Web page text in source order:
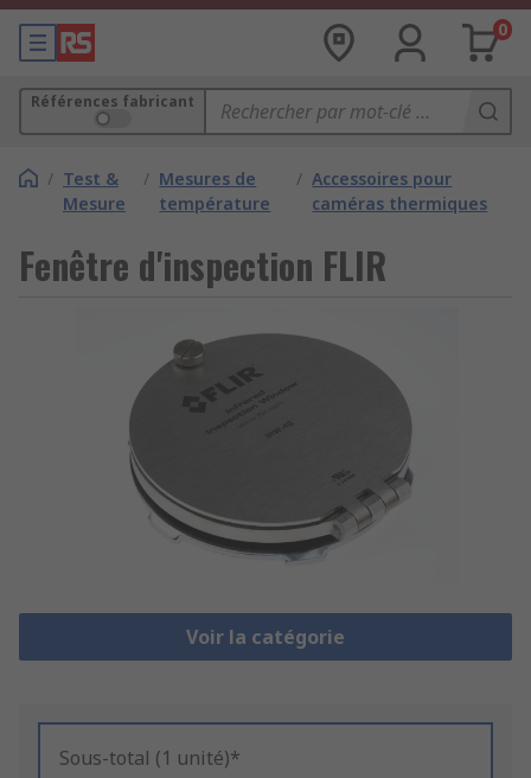
0
Références fabricant
/ Test &
Mesure
/ Mesures de
température
/ Accessoires pour
caméras thermiques
Fenêtre d'inspection FLIR
Voir la catégorie
Sous-total (1 unité)*